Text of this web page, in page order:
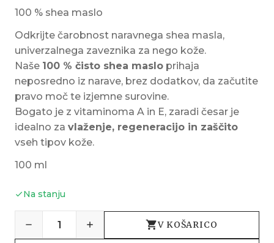
100 % shea maslo
Odkrijte čarobnost naravnega shea masla,
univerzalnega zaveznika za nego kože.
Naše 100 % čisto shea maslo prihaja
neposredno iz narave, brez dodatkov, da začutite
pravo moč te izjemne surovine.
Bogato je z vitaminoma A in E, zaradi česar je
idealno za vlaženje, regeneracijo in zaščito
vseh tipov kože.
100 ml
Na stanju
V KOŠARICO